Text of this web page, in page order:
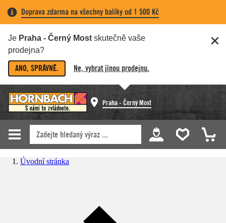
Doprava zdarma na všechny balíky od 1 500 Kč
Je Praha - Černý Most skutečně vaše
prodejna?
ANO, SPRÁVNĚ. Ne, vybrat jinou prodejnu.
Praha - Černý Most
Úvodní stránka